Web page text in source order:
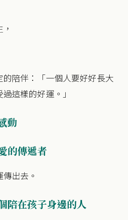
陪伴：「一個人要好好長大
這樣的好運。」
動
的傳遞者
出去。
陪在孩子身邊的人